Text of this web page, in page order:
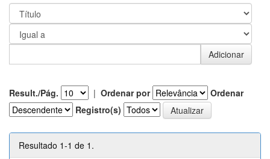
Result./Pág. | Ordenar por
Ordenar
Registro(s)
Resultado 1-1 de 1.